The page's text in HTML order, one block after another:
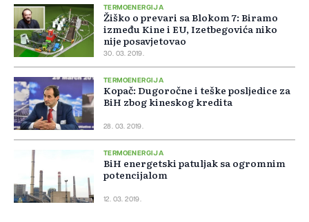
TERMOENERGIJA
Žiško o prevari sa Blokom 7: Biramo
između Kine i EU, Izetbegovića niko
nije posavjetovao
30. 03. 2019.
TERMOENERGIJA
Kopač: Dugoročne i teške posljedice za
BiH zbog kineskog kredita
28. 03. 2019.
TERMOENERGIJA
BiH energetski patuljak sa ogromnim
potencijalom
12. 03. 2019.